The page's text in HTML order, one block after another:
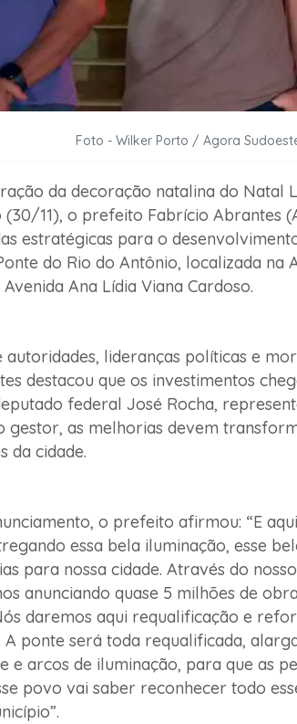
Foto - Wilker Porto / Agora
da decoração natalina do Natal
(30/11), o prefeito Fabrício Abrantes
estratégicas para o
do Rio do Antônio, localizada na
Avenida Ana Lídia Viana Cardoso.
autoridades, lideranças políticas e
destacou que os investimentos
federal José Rocha,
gestor, as melhorias devem
da cidade.
o prefeito afirmou: “E
essa bela iluminação, esse
para nossa cidade. Através do
anunciando quase 5 milhões de
daremos aqui requalificação e
ponte será toda requalificada,
e arcos de iluminação, para que as
povo vai saber reconhecer todo